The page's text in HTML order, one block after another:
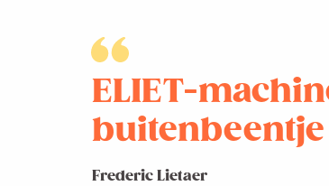
ELIET-
Frederic Lietaer